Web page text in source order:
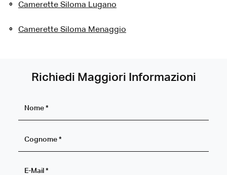
Camerette Siloma Lugano
Camerette Siloma Menaggio
Richiedi Maggiori Informazioni